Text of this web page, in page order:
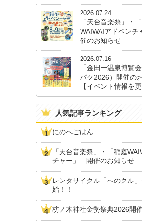
2026.07.24
「天台音楽祭」・
WAIWAIアドベン
催のお知らせ
2026.07.16
「金田一温泉博覧
パク2026）開催の
【イベント情報を
人気記事ランキング
にのへごはん
「天台音楽祭」・「稲庭
チャー」 開催のお知らせ
レンタサイクル「へのクル
始！！
枋ノ木神社金勢祭典2026開